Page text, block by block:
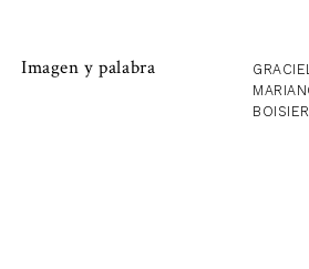
Imagen y palabra